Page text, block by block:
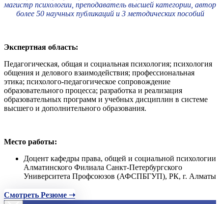
магистр психологии, преподаватель высшей категории, автор
более 50 научных публикаций и 3 методических пособий
Экспертная область:
Педагогическая, общая и социальная психология; психология
общения и делового взаимодействия; профессиональная
этика; психолого-педагогическое сопровождение
образовательного процесса; разработка и реализация
образовательных программ и учебных дисциплин в системе
высшего и дополнительного образования.
Место работы:
Доцент кафедры права, общей и социальной психологии
Алматинского Филиала Санкт-Петербургского
Университета Профсоюзов (АФСПБГУП), РК, г. Алматы
Смотреть Резюме ➝